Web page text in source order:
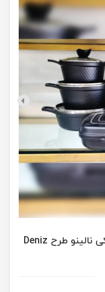
سرویس قابلمه 11 پارچه گرانیتی مشکی نالینو طرح Deniz